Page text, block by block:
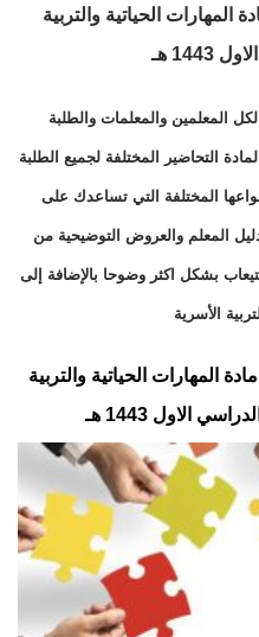
الحياتية والتربية
هـ
المعلمين والمعلمات والطلبة
التحاضير المختلفة لجميع الطلبة
المختلفة التي تساعدك على
المعلم والعروض التوضيحية من
بشكل اكثر وضوحا بالإضافة إلى
الأسرية
المهارات الحياتية والتربية
الاول1443 هـ